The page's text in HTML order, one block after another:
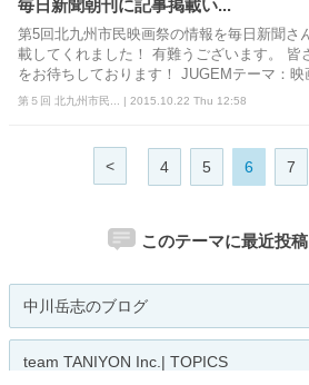
毎日新聞朝刊に記事掲載い...
第5回北九州市民映画祭の情報を毎日新聞さ
載してくれました！ 有難うございます。 皆
をお待ちしております！ JUGEMテーマ：映
第５回 北九州市民... | 2015.10.22 Thu 12:58
< 4 5 6 7
このテーマに最近投
中川岳志のブログ
team TANIYON Inc.| TOPICS